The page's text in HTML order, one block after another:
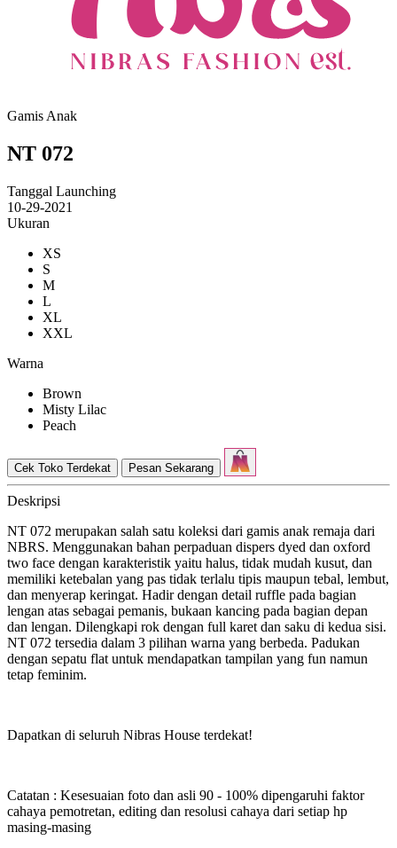
Gamis Anak
NT 072
Tanggal Launching
10-29-2021
Ukuran
XS
S
M
L
XL
XXL
Warna
Brown
Misty Lilac
Peach
Cek Toko Terdekat Pesan Sekarang
Deskripsi
NT 072 merupakan salah satu koleksi dari gamis anak remaja dari
NBRS. Menggunakan bahan perpaduan dispers dyed dan oxford
two face dengan karakteristik yaitu halus, tidak mudah kusut, dan
memiliki ketebalan yang pas tidak terlalu tipis maupun tebal, lembut,
dan menyerap keringat. Hadir dengan detail ruffle pada bagian
lengan atas sebagai pemanis, bukaan kancing pada bagian depan
dan lengan. Dilengkapi rok dengan full karet dan saku di kedua sisi.
NT 072 tersedia dalam 3 pilihan warna yang berbeda. Padukan
dengan sepatu flat untuk mendapatkan tampilan yang fun namun
tetap feminim.
Dapatkan di seluruh Nibras House terdekat!
Catatan : Kesesuaian foto dan asli 90 - 100% dipengaruhi faktor
cahaya pemotretan, editing dan resolusi cahaya dari setiap hp
masing-masing